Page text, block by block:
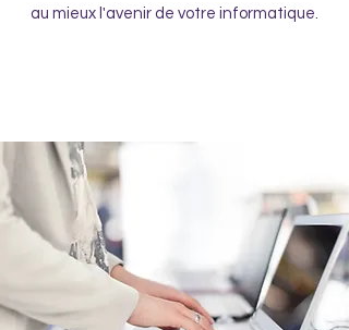
au mieux l'avenir de votre informatique.